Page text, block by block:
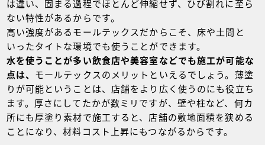
は違い、固まる過程でほとんど伸縮せず、ひび割れに至ら
ない特性があるからです。
高い強度があるモールテックスだからこそ、床や土間と
いったタイトな環境でも使うことができます。
水を使うことが多い飲食店や美容室などでも施工が可能な
点は、 モールテックスのメリットといえるでしょう。薄塗
りが可能ということは、店舗をより広く使うのにも役立ち
ます。厚さにしてたかが数ミリですが、壁や柱など、何カ
所にも厚塗り素材で施工すると、店舗の敷地面積を狭める
ことになり、材料コスト上昇にもつながるからです。